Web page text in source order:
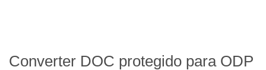
Converter DOC protegido para ODP